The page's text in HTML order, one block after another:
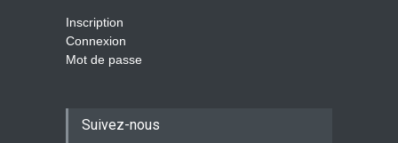
Inscription
Connexion
Mot de passe
Suivez-nous